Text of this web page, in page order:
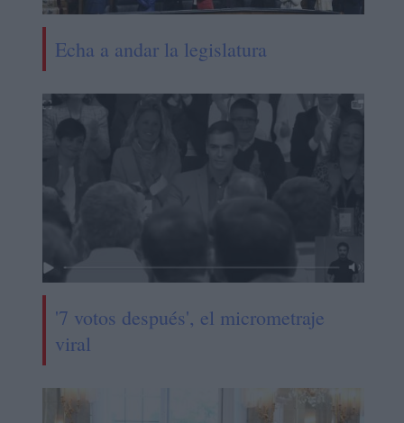
Echa a andar la legislatura
'7 votos después', el micrometraje
viral